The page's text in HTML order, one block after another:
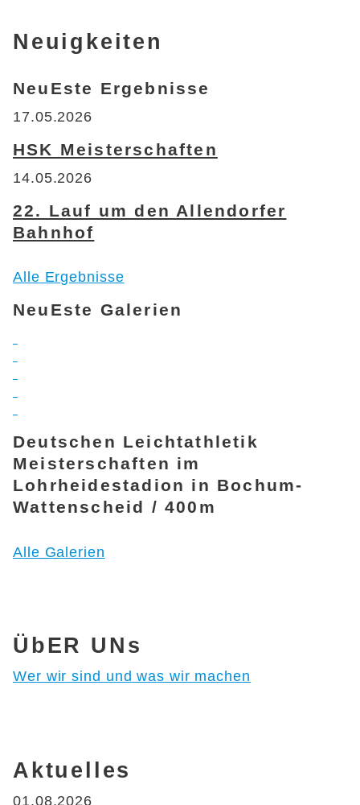
Neuigkeiten
NeuEste Ergebnisse
17.05.2026
HSK Meisterschaften
14.05.2026
22. Lauf um den Allendorfer
Bahnhof
Alle Ergebnisse
NeuEste Galerien
Deutschen Leichtathletik
Meisterschaften im
Lohrheidestadion in Bochum-
Wattenscheid / 400m
Alle Galerien
ÜbER UNs
Wer wir sind und was wir machen
Aktuelles
01.08.2026